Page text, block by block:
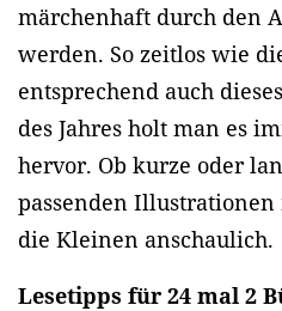
märchenhaft durch den
werden. So zeitlos wie
entsprechend auch
des Jahres holt man es
hervor. Ob kurze oder
passenden Illustrationen
die Kleinen anschaulich.
Lesetipps für 24 mal 2